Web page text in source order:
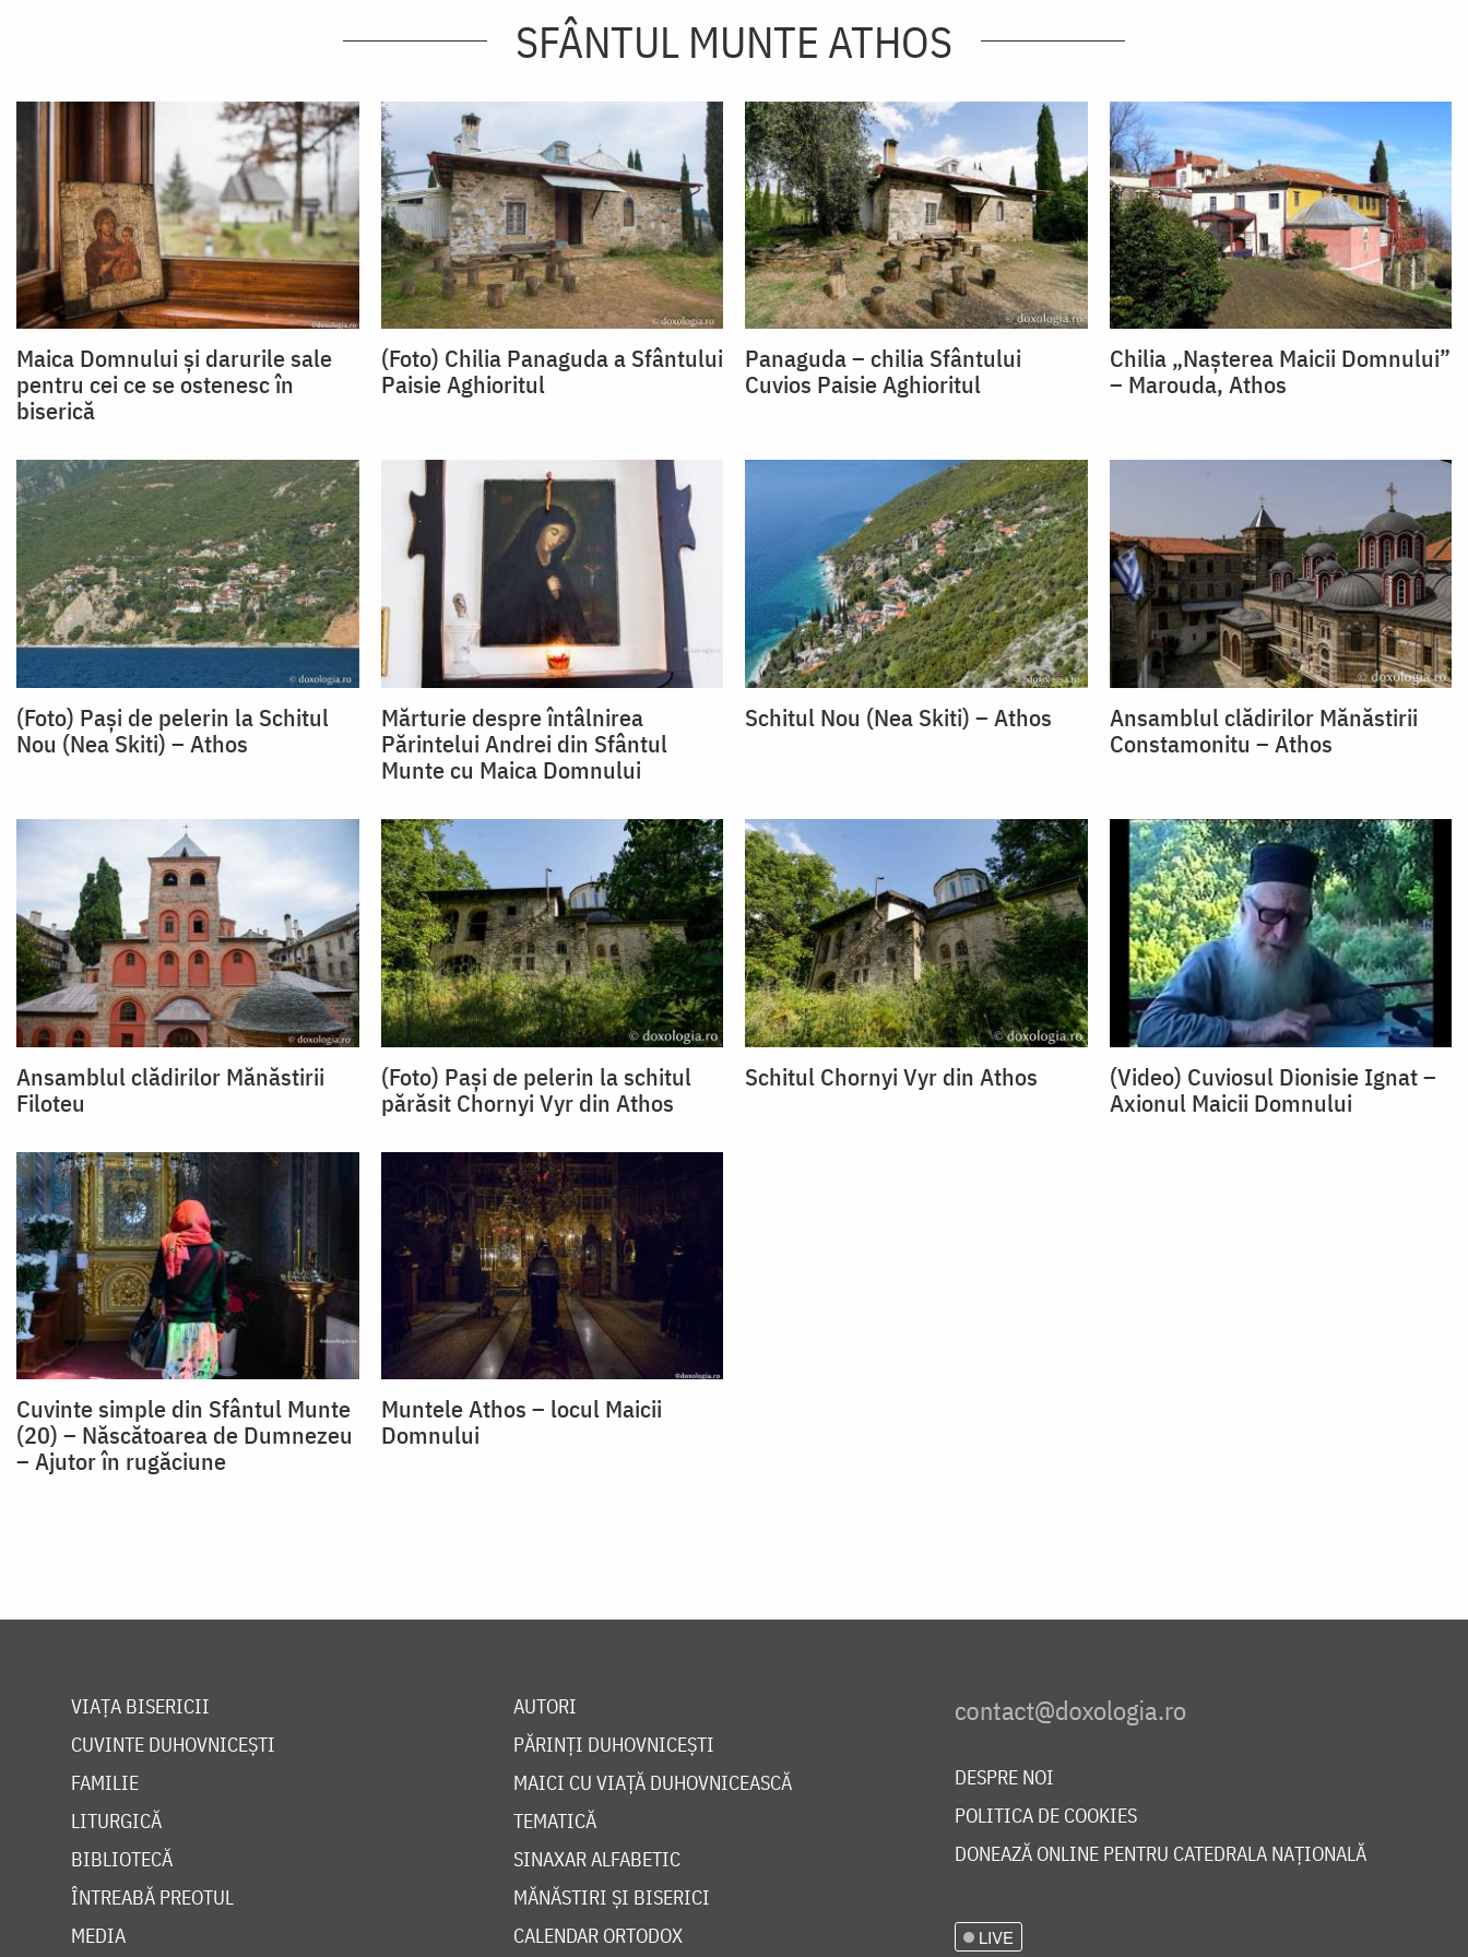
SFÂNTUL MUNTE ATHOS
Maica Domnului și darurile sale
pentru cei ce se ostenesc în
biserică
(Foto) Chilia Panaguda a Sfântului
Paisie Aghioritul
Panaguda – chilia Sfântului
Cuvios Paisie Aghioritul
Chilia „Nașterea Maicii Domnului”
– Marouda, Athos
(Foto) Pași de pelerin la Schitul
Nou (Nea Skiti) – Athos
Mărturie despre întâlnirea
Părintelui Andrei din Sfântul
Munte cu Maica Domnului
Schitul Nou (Nea Skiti) – Athos
Ansamblul clădirilor Mănăstirii
Constamonitu – Athos
Ansamblul clădirilor Mănăstirii
Filoteu
(Foto) Pași de pelerin la schitul
părăsit Chornyi Vyr din Athos
Schitul Chornyi Vyr din Athos
(Video) Cuviosul Dionisie Ignat –
Axionul Maicii Domnului
Cuvinte simple din Sfântul Munte
(20) – Născătoarea de Dumnezeu
– Ajutor în rugăciune
Muntele Athos – locul Maicii
Domnului
VIAȚA BISERICII
CUVINTE DUHOVNICEȘTI
FAMILIE
LITURGICĂ
BIBLIOTECĂ
ÎNTREABĂ PREOTUL
MEDIA
AUTORI
PĂRINȚI DUHOVNICEȘTI
MAICI CU VIAȚĂ DUHOVNICEASCĂ
TEMATICĂ
SINAXAR ALFABETIC
MĂNĂSTIRI ȘI BISERICI
CALENDAR ORTODOX
DESPRE NOI
POLITICA DE COOKIES
DONEAZĂ ONLINE PENTRU CATEDRALA NAȚIONALĂ
LIVE